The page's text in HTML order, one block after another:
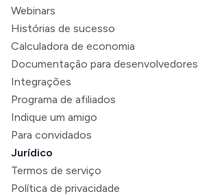
Webinars
Histórias de sucesso
Calculadora de economia
Documentação para desenvolvedores
Integrações
Programa de afiliados
Indique um amigo
Para convidados
Jurídico
Termos de serviço
Política de privacidade